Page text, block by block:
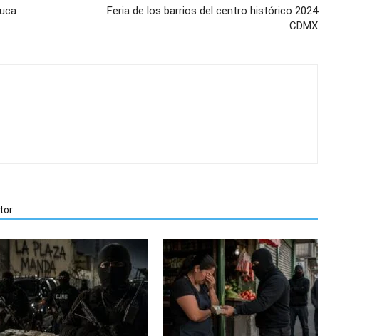
Feria de los barrios del centro histórico 2024
CDMX